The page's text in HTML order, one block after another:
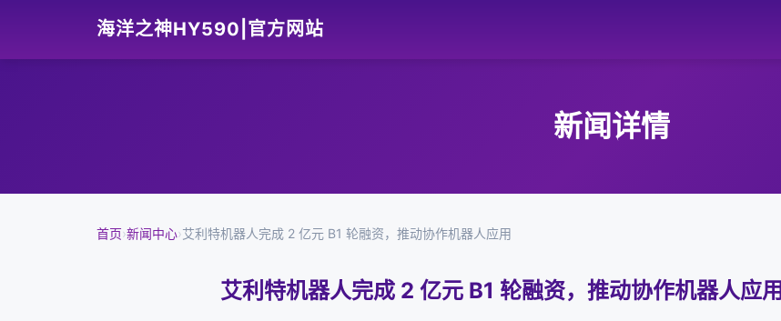
海洋之神HY590|官方网站
新闻详情
首页›新闻中心›艾利特机器人完成 2 亿元 B1 轮融资，推动协作机器人应用
艾利特机器人完成 2 亿元 B1 轮融资，推动协作机器人应用